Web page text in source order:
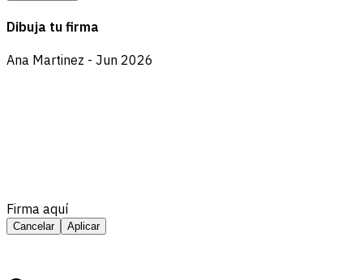
Dibuja tu firma
Ana Martinez - Jun 2026
Firma aquí
Cancelar Aplicar